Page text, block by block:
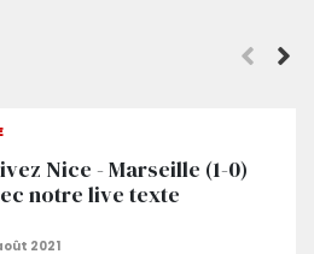
Nice - Marseille (1-0)
notre live texte
rencontre des supporters niçois !